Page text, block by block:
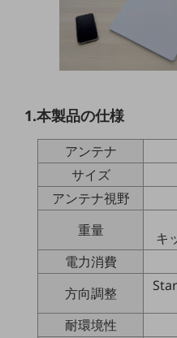
データ利活用
業務支援・マーケティング
災害対策・BCP
課題・ニーズで探す
課題・ニーズで探すTOP
コミュニケーション・情報共有
マーケティング
1.本製品の仕様
アンテナ
サイズ
アンテナ視野
重量
キ
電力消費
方向調整
耐環境性